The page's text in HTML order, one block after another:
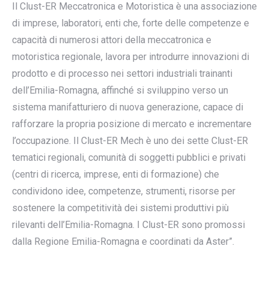
Il Clust-ER Meccatronica e Motoristica è una associazione
di imprese, laboratori, enti che, forte delle competenze e
capacità di numerosi attori della meccatronica e
motoristica regionale, lavora per introdurre innovazioni di
prodotto e di processo nei settori industriali trainanti
dell’Emilia-Romagna, affinché si sviluppino verso un
sistema manifatturiero di nuova generazione, capace di
rafforzare la propria posizione di mercato e incrementare
l’occupazione. Il Clust-ER Mech è uno dei sette Clust-ER
tematici regionali, comunità di soggetti pubblici e privati
(centri di ricerca, imprese, enti di formazione) che
condividono idee, competenze, strumenti, risorse per
sostenere la competitività dei sistemi produttivi più
rilevanti dell’Emilia-Romagna. I Clust-ER sono promossi
dalla Regione Emilia-Romagna e coordinati da Aster”.